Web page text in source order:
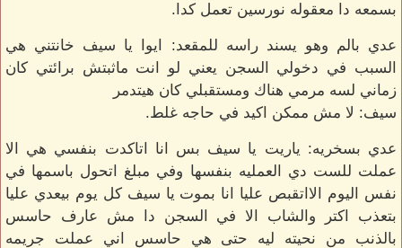
بسمعه دا معقوله نورسين تعمل كدا.
عدي بالم وهو يسند راسه للمقعد: ايوا يا سيف خانتني هي
السبب في دخولي السجن يعني لو انت ماثبتش برائتي كان
زماني لسه مرمي هناك ومستقبلي كان هيتدمر
سيف: لا مش ممكن اكيد في حاجه غلط.
عدي بسخريه: ياريت يا سيف بس انا اتاكدت بنفسي هي الا
عملت للست دي العمليه بنفسها وفي مبلغ اتحول باسمها في
نفس اليوم الااتقبص عليا انا بموت يا سيف كل يوم بيعدي عليا
بتعذب اكتر والشاب الا في السجن دا مش عارف حاسس
بالذنب من نحيته ليه حتى هي حاسس اني عملت جريمه